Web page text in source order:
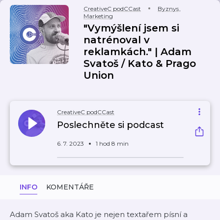
CreativeC podCCast Byznys,
Marketing
"Vymýšlení jsem si
natrénoval v
reklamkách." | Adam
Svatoš / Kato & Prago
Union
CreativeC podCCast
Poslechněte si podcast
6. 7. 2023 1 hod 8 min
INFO KOMENTÁŘE
Adam Svatoš aka Kato je nejen textařem písní a